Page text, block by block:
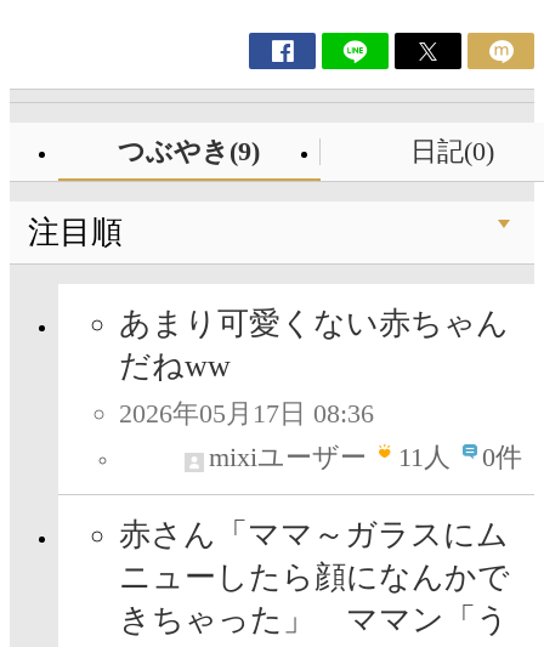
つぶやき(9) 日記(0)
注目順
あまり可愛くない赤ちゃん
だねww
2026年05月17日 08:36
mixiユーザー
11人 0件
赤さん「ママ～ガラスにム
ニューしたら顔になんかで
きちゃった」 ママン「う